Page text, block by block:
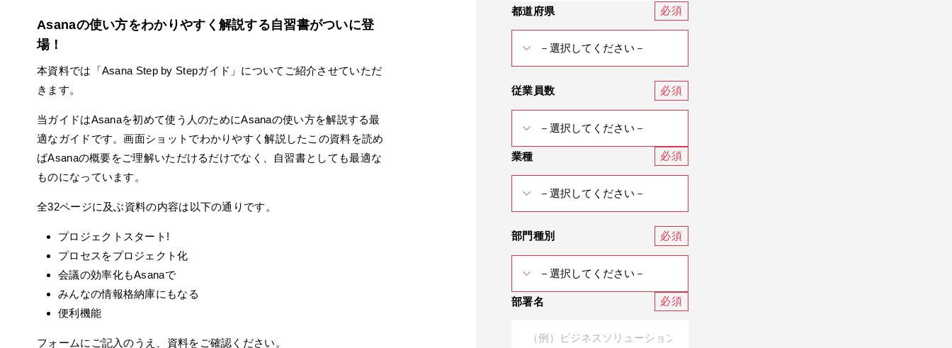
Asanaの使い方をわかりやすく解説する自習書がついに登
場！
本資料では「Asana Step by Stepガイド」についてご紹介させていただ
きます。
当ガイドはAsanaを初めて使う人のためにAsanaの使い方を解説する最
適なガイドです。画面ショットでわかりやすく解説したこの資料を読め
ばAsanaの概要をご理解いただけるだけでなく、自習書としても最適な
ものになっています。
全32ページに及ぶ資料の内容は以下の通りです。
プロジェクトスタート!
プロセスをプロジェクト化
会議の効率化もAsanaで
みんなの情報格納庫にもなる
便利機能
フォームにご記入のうえ、資料をご確認ください。
都道府県
従業員数
業種
部門種別
部署名